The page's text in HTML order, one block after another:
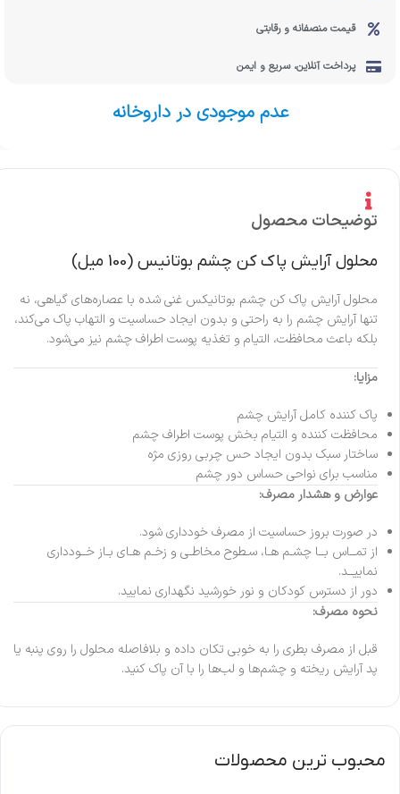
قیمت منصفانه و رقابتی
پرداخت آنلاین، سریع و ایمن
عدم موجودی در داروخانه
توضیحات محصول
محلول آرایش پاک کن چشم بوتانیس (100 میل)
محلول آرایش پاک کن چشم بوتانیکس غنی شده با عصاره‌‌‌‌های گیاهی، نه
تنها آرایش چشم را به راحتی و بدون ایجاد حساسیت و التهاب پاک‌‌‌ می‌کند،
بلکه باعث محافظت، التیام و تغذیه پوست اطراف چشم نیز‌‌‌ می‌شود.
مزایا:
پاک کننده کامل آرایش چشم
محافظت کننده و التیام بخش پوست اطراف چشم
ساختار سبک بدون ایجاد حس چربی روزی مژه
مناسب برای نواحی حساس دور چشم
عوارض و هشدار مصرف:
در صورت بروز حساسیت از مصرف خودداری شود.
از تمــاس بــا چشـم هـا، سـطوح مخاطـی و زخـم هـای بـاز خــودداری
نماییــد.
دور از دسترس کودکان و نور خورشید نگهداری نمایید.
نحوه مصرف:
قبل از مصرف بطری را به خوبی تکان داده و بلافاصله محلول را روی پنبه یا
پد آرایش ریخته و چشم‌ها و لب‌ها را با آن پاک کنید.
محبوب ترین محصولات